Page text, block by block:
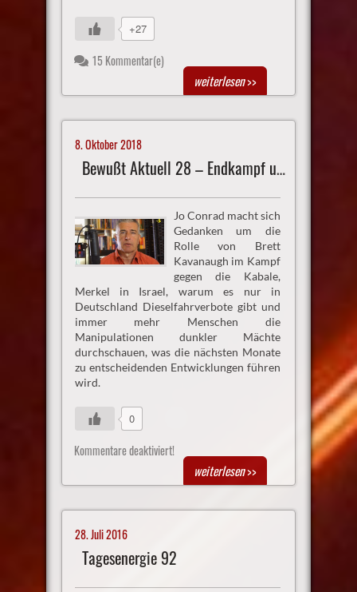
+27
15 Kommentar(e)
weiterlesen>>
8. Oktober 2018
Bewußt Aktuell 28 – Endkampf um die NWO
Jo Conrad macht sich
Gedanken um die
Rolle von Brett
Kavanaugh im Kampf
gegen die Kabale,
Merkel in Israel, warum es nur in
Deutschland Dieselfahrverbote gibt und
immer mehr Menschen die
Manipulationen dunkler Mächte
durchschauen, was die nächsten Monate
zu entscheidenden Entwicklungen führen
wird.
0
Kommentare deaktiviert!
weiterlesen>>
28. Juli 2016
Tagesenergie 92